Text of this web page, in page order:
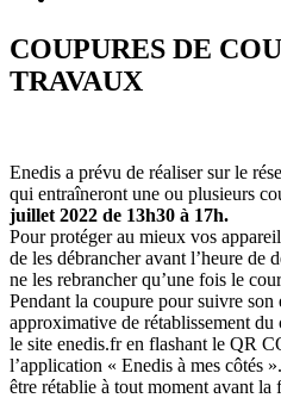
COUPURES DE
TRAVAUX
Enedis a prévu de réaliser sur le
qui entraîneront une ou plusieurs
juillet 2022 de 13h30 à 17h.
Pour protéger au mieux vos
de les débrancher avant l’heure de
ne les rebrancher qu’une fois le
Pendant la coupure pour suivre
approximative de rétablissement
le site enedis.fr en flashant le QR
l’application « Enedis à mes côtés
être rétablie à tout moment avant la